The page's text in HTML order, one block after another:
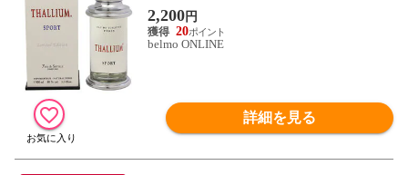
り】 THALLIUM SPORT 新品 未使用
2,200円
20
belmo ONLINE
詳細を見る